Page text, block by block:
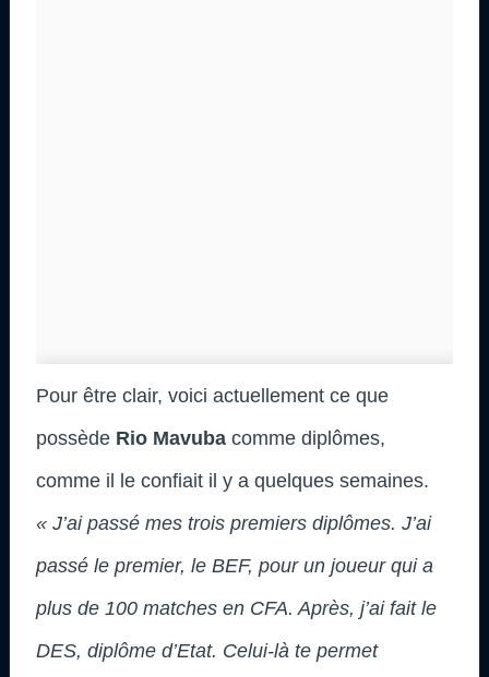
Pour être clair, voici actuellement ce que
possède Rio Mavuba comme diplômes,
comme il le confiait il y a quelques semaines.
« J’ai passé mes trois premiers diplômes. J’ai
passé le premier, le BEF, pour un joueur qui a
plus de 100 matches en CFA. Après, j’ai fait le
DES, diplôme d’Etat. Celui-là te permet